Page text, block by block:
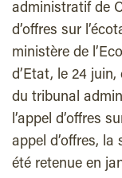
administratif de
d’offres sur
ministère de
d’Etat, le 24
du tribunal
l’appel d’offres
appel d’offres,
été retenue en